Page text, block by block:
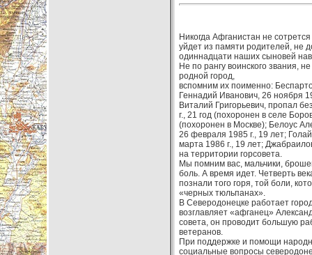
Никогда Афганистан не
уйдет из памяти родителей, не
одиннадцати наших сыновей
Не по рангу воинского звания,
родной город,
вспомним их поименно:
Геннадий Иванович, 26 ноября
Виталий Григорьевич, пропал
г., 21 год (похоронен в селе
(похоронен в Москве); Белоус
26 февраля 1985 г., 19 лет;
марта 1986 г., 19 лет;
на территории горсовета.
Мы помним вас, мальчики,
боль. А время идет. Четверть
познали того горя, той боли,
«черных тюльпанах».
В Северодонецке работает
возглавляет «афганец»
совета, он проводит большую
ветеранов.
При поддержке и помощи
социальные вопросы